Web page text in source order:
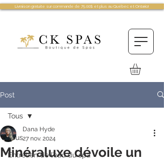
Livraison gratuite sur commande de 75.00$ et plus au Québec et Ontario!
Post
Tous
Entretien de l’eau du spa
Tous
Minéraluxe dévoile un
Dana Hyde
27 nov. 2024